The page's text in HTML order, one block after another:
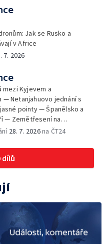
Jak se Rusko a
v Africe
7. 2026
Kyjevem a
— Netanjahuovo jednání s
pointy — Španělsko a
— Zemětřesení na
— V boji s epidemií
opozici — Nejvyšší
pro mlékaře Steva
28. 7. 2026na ČT24
dílů